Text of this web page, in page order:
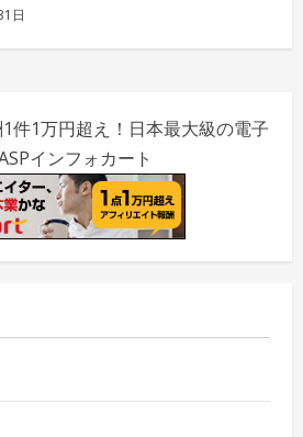
日
件1万円超え！日本最大級の電子
インフォカート